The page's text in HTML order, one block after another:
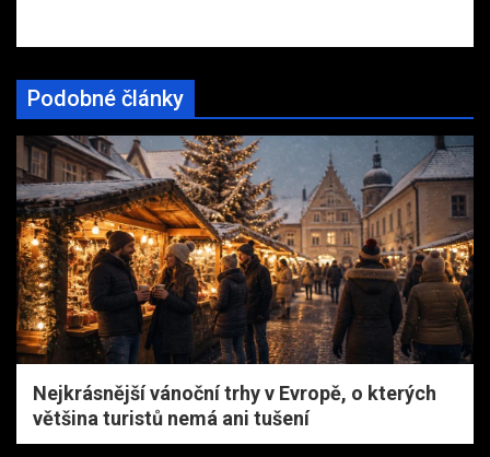
Podobné články
Nejkrásnější vánoční trhy v Evropě, o kterých
většina turistů nemá ani tušení